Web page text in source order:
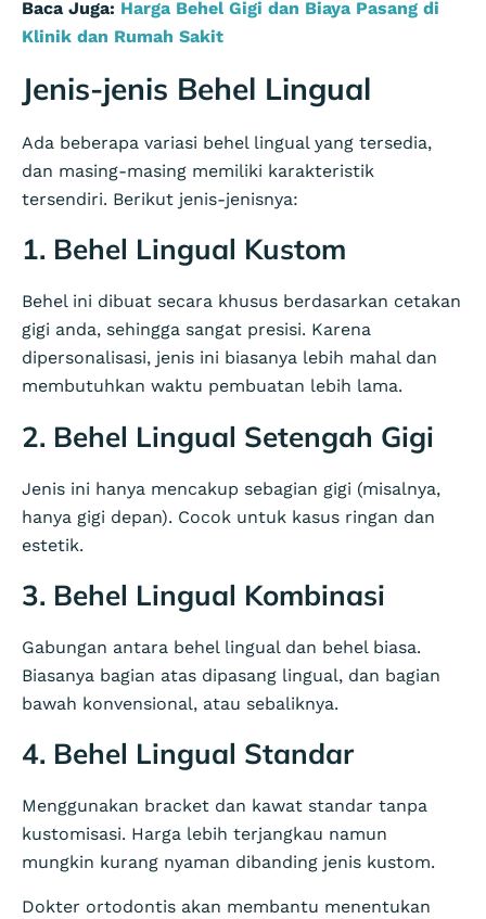
Baca Juga: Harga Behel Gigi dan Biaya Pasang di
Klinik dan Rumah Sakit
Jenis-jenis Behel Lingual
Ada beberapa variasi behel lingual yang tersedia,
dan masing-masing memiliki karakteristik
tersendiri. Berikut jenis-jenisnya:
1. Behel Lingual Kustom
Behel ini dibuat secara khusus berdasarkan cetakan
gigi anda, sehingga sangat presisi. Karena
dipersonalisasi, jenis ini biasanya lebih mahal dan
membutuhkan waktu pembuatan lebih lama.
2. Behel Lingual Setengah Gigi
Jenis ini hanya mencakup sebagian gigi (misalnya,
hanya gigi depan). Cocok untuk kasus ringan dan
estetik.
3. Behel Lingual Kombinasi
Gabungan antara behel lingual dan behel biasa.
Biasanya bagian atas dipasang lingual, dan bagian
bawah konvensional, atau sebaliknya.
4. Behel Lingual Standar
Menggunakan bracket dan kawat standar tanpa
kustomisasi. Harga lebih terjangkau namun
mungkin kurang nyaman dibanding jenis kustom.
Dokter ortodontis akan membantu menentukan